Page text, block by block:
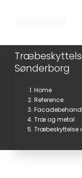
Sønderborg
Home
Reference
Træ og metal
Træbeskyttelse